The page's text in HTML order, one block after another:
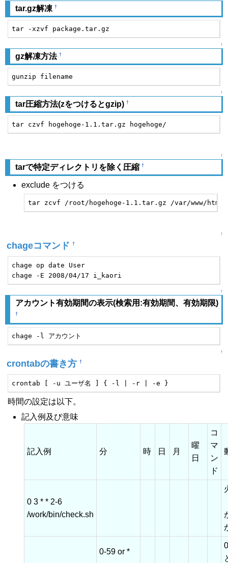
tar.gz解凍 †
tar -xzvf package.tar.gz
↑
gz解凍方法 †
gunzip filename
↑
tar圧縮方法(zをつけるとgzip) †
tar czvf hogehoge-1.1.tar.gz hogehoge/
↑
tarで特定ディレクトリを除く圧縮 †
exclude をつける
tar zcvf /root/hogehoge-1.1.tar.gz /var/www/
↑
chageコマンド †
chage op date User
chage -E 2008/04/17 i_kaori
↑
アカウント有効期間の表示(検索用:有効期間、有効期限)
†
chage -l アカウント
↑
crontabの書き方 †
crontab [ -u ユーザ名 ] { -l | -r | -e }
時間の設定は以下。
記入例及び意味
記入例 分 時 日 月
曜
日
コ
マ
ン
ド
0 3 * * 2-6
/work/bin/check.sh
0-59 or *